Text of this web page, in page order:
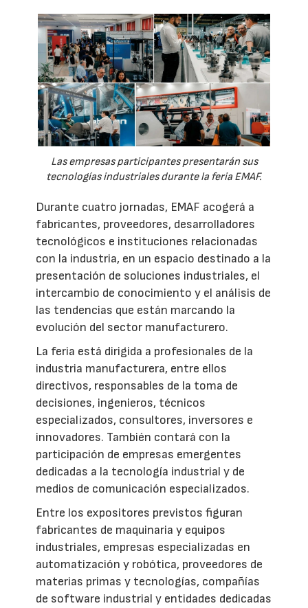
Las empresas participantes presentarán sus
tecnologías industriales durante la feria EMAF.
Durante cuatro jornadas, EMAF acogerá a
fabricantes, proveedores, desarrolladores
tecnológicos e instituciones relacionadas
con la industria, en un espacio destinado a la
presentación de soluciones industriales, el
intercambio de conocimiento y el análisis de
las tendencias que están marcando la
evolución del sector manufacturero.
La feria está dirigida a profesionales de la
industria manufacturera, entre ellos
directivos, responsables de la toma de
decisiones, ingenieros, técnicos
especializados, consultores, inversores e
innovadores. También contará con la
participación de empresas emergentes
dedicadas a la tecnología industrial y de
medios de comunicación especializados.
Entre los expositores previstos figuran
fabricantes de maquinaria y equipos
industriales, empresas especializadas en
automatización y robótica, proveedores de
materias primas y tecnologías, compañías
de software industrial y entidades dedicadas